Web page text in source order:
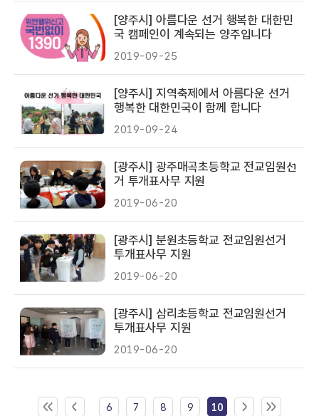
[양주시] 아름다운 선거 행복한 대한민
국 캠페인이 계속되는 양주입니다
2019-09-25
[양주시] 지역축제에서 아름다운 선거
행복한 대한민국이 함께 합니다
2019-09-24
[광주시] 광주매곡초등학교 전교임원선
거 투개표사무 지원
2019-06-20
[광주시] 분원초등학교 전교임원선거
투개표사무 지원
2019-06-20
[광주시] 삼리초등학교 전교임원선거
투개표사무 지원
2019-06-20
6 7 8 9 10